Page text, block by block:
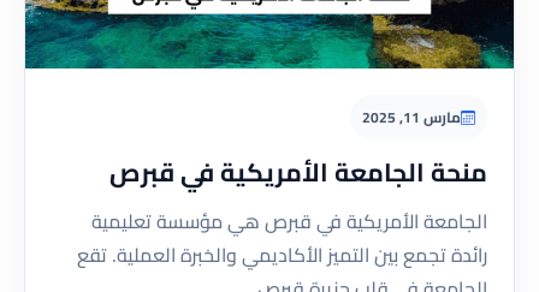
مارس 11, 2025
منحة الجامعة الأمريكية في قبرص
الجامعة الأمريكية في قبرص هي مؤسسة تعليمية
رائدة تجمع بين التميز الأكاديمي والخبرة العملية. تقع